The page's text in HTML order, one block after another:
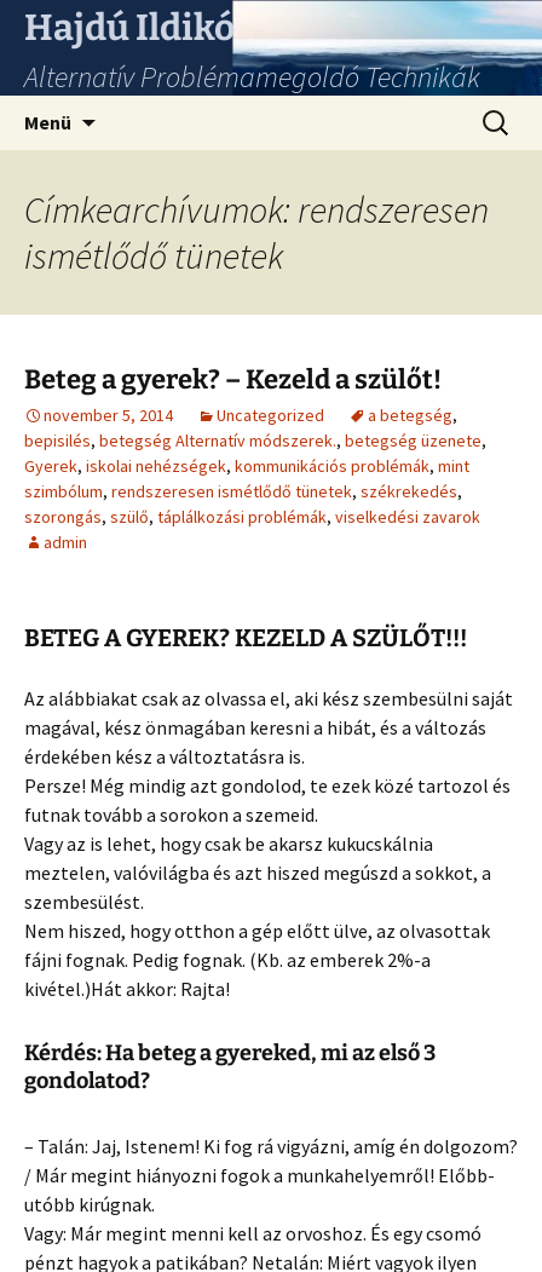
Hajdú Ildikó
Alternatív Problémamegoldó Technikák
Menü
Címkearchívumok: rendszeresen
ismétlődő tünetek
Beteg a gyerek? – Kezeld a szülőt!
november 5, 2014 Uncategorized a betegség,
bepisilés, betegség Alternatív módszerek., betegség üzenete,
Gyerek, iskolai nehézségek, kommunikációs problémák, mint
szimbólum, rendszeresen ismétlődő tünetek, székrekedés,
szorongás, szülő, táplálkozási problémák, viselkedési zavarok
admin
BETEG A GYEREK? KEZELD A SZÜLŐT!!!
Az alábbiakat csak az olvassa el, aki kész szembesülni saját
magával, kész önmagában keresni a hibát, és a változás
érdekében kész a változtatásra is.
Persze! Még mindig azt gondolod, te ezek közé tartozol és
futnak tovább a sorokon a szemeid.
Vagy az is lehet, hogy csak be akarsz kukucskálnia
meztelen, valóvilágba és azt hiszed megúszd a sokkot, a
szembesülést.
Nem hiszed, hogy otthon a gép előtt ülve, az olvasottak
fájni fognak. Pedig fognak. (Kb. az emberek 2%-a
kivétel.)Hát akkor: Rajta!
Kérdés: Ha beteg a gyereked, mi az első 3
gondolatod?
– Talán: Jaj, Istenem! Ki fog rá vigyázni, amíg én dolgozom?
/ Már megint hiányozni fogok a munkahelyemről! Előbb-
utóbb kirúgnak.
Vagy: Már megint menni kell az orvoshoz. És egy csomó
pénzt hagyok a patikában? Netalán: Miért vagyok ilyen